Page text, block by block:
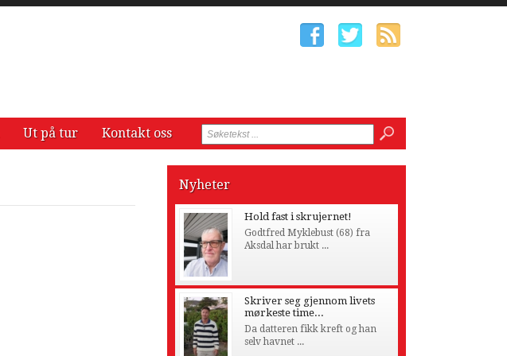
Ut på tur Kontakt oss
Nyheter
Hold fast i skrujernet!
Godtfred Myklebust (68) fra
Aksdal har brukt ...
Skriver seg gjennom livets
mørkeste time...
Da datteren fikk kreft og han
selv havnet ...